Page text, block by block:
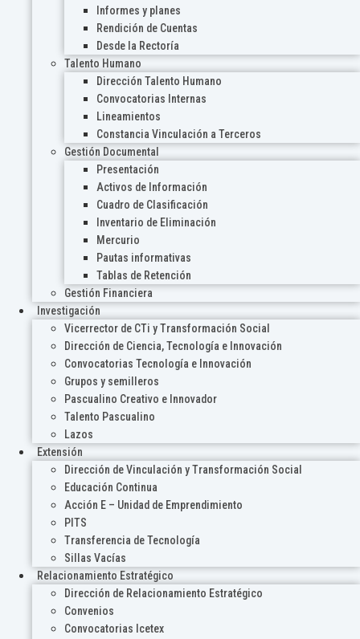
Informes y planes
Rendición de Cuentas
Desde la Rectoría
Talento Humano
Dirección Talento Humano
Convocatorias Internas
Lineamientos
Constancia Vinculación a Terceros
Gestión Documental
Presentación
Activos de Información
Cuadro de Clasificación
Inventario de Eliminación
Mercurio
Pautas informativas
Tablas de Retención
Gestión Financiera
Investigación
Vicerrector de CTi y Transformación Social
Dirección de Ciencia, Tecnología e Innovación
Convocatorias Tecnología e Innovación
Grupos y semilleros
Pascualino Creativo e Innovador
Talento Pascualino
Lazos
Extensión
Dirección de Vinculación y Transformación Social
Educación Continua
Acción E – Unidad de Emprendimiento
PITS
Transferencia de Tecnología
Sillas Vacías
Relacionamiento Estratégico
Dirección de Relacionamiento Estratégico
Convenios
Convocatorias Icetex